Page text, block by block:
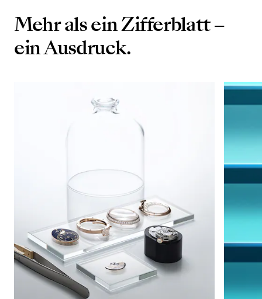
Mehr als ein Zifferblatt –
ein Ausdruck.